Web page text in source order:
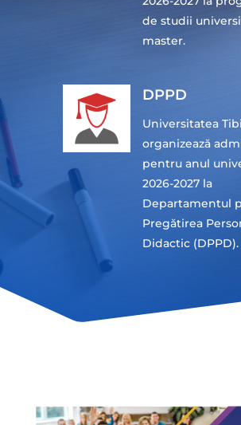
de studii
master.
DPPD
Universitatea
organizează
pentru anul
2026-2027 la
Departamentul
Pregătirea
Didactic (DPPD).